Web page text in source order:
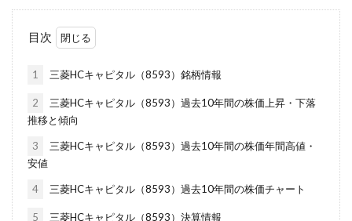
目次
1 三菱HCキャピタル（8593）銘柄情報
2
三菱HCキャピタル（8593）過去10年間の株価上昇・下落
推移と傾向
3
三菱HCキャピタル（8593）過去10年間の株価年間高値・
安値
4 三菱HCキャピタル（8593）過去10年間の株価チャート
5 三菱HCキャピタル（8593）決算情報